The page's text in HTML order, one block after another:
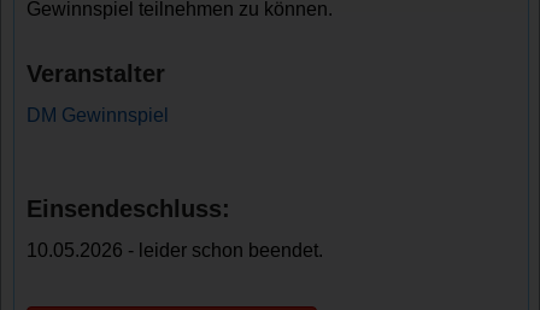
Gewinnspiel teilnehmen zu können.
Veranstalter
DM Gewinnspiel
Einsendeschluss:
10.05.2026 - leider schon beendet.